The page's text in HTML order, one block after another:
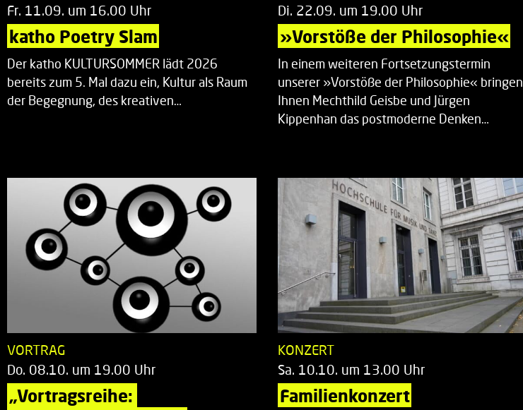
Fr. 11.09. um 16.00 Uhr
katho Poetry Slam
Der katho KULTURSOMMER lädt 2026
bereits zum 5. Mal dazu ein, Kultur als Raum
der Begegnung, des kreativen…
Di. 22.09. um 19.00 Uhr
»Vorstöße der Philosophie«
In einem weiteren Fortsetzungstermin
unserer »Vorstöße der Philosophie« bringen
Ihnen Mechthild Geisbe und Jürgen
Kippenhan das postmoderne Denken…
VORTRAG
Do. 08.10. um 19.00 Uhr
„Vortragsreihe:
KONZERT
Sa. 10.10. um 13.00 Uhr
Familienkonzert